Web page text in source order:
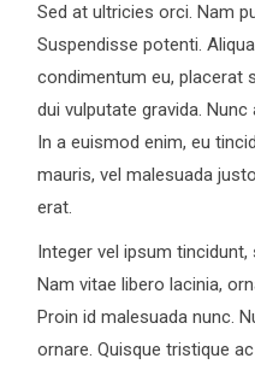
Sed at ultricies orci. Nam
Suspendisse potenti.
condimentum eu, placerat
dui vulputate gravida.
In a euismod enim, eu
mauris, vel malesuada
erat.
Integer vel ipsum
Nam vitae libero lacinia,
Proin id malesuada nunc.
ornare. Quisque tristique